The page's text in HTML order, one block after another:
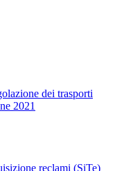
dei trasporti
2021
reclami (SiTe)